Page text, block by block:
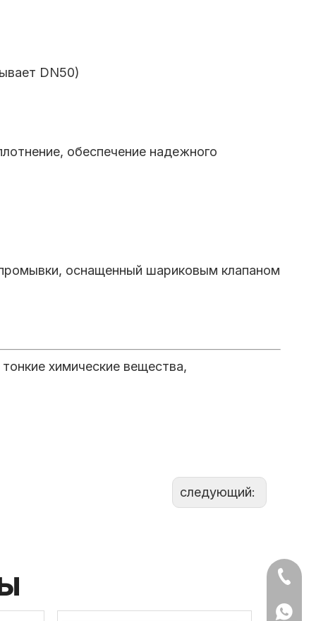
DN50)
обеспечение надежного
оснащенный шариковым клапаном
химические вещества,
следующий:
+86-
+86